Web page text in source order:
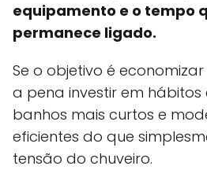
equipamento e o tempo
permanece ligado.
Se o objetivo é
a pena investir em hábitos
banhos mais curtos e
eficientes do que
tensão do chuveiro.